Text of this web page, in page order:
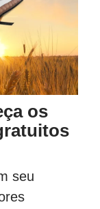
os
seu